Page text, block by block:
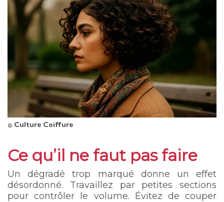
© Culture Coiffure
Ce qu’il ne faut pas faire
Un dégradé trop marqué donne un effet
désordonné. Travaillez par petites sections
pour contrôler le volume. Évitez de couper